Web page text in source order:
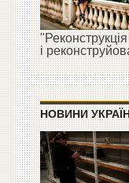
і
НОВИНИ